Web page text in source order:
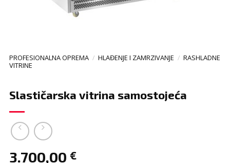
PROFESIONALNA OPREMA / HLAĐENJE I ZAMRZIVANJE / RASHLADNE
VITRINE
Slastičarska vitrina samostojeća
3.700,00€